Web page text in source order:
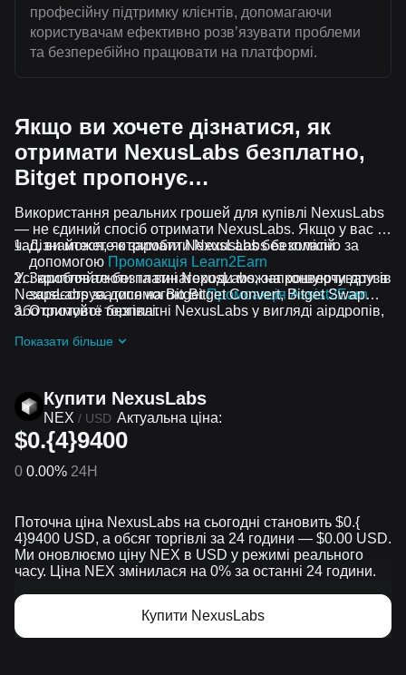
професійну підтримку клієнтів, допомагаючи
користувачам ефективно розвʼязувати проблеми
та безперебійно працювати на платформі.
Якщо ви хочете дізнатися, як
отримати NexusLabs безплатно,
Bitget пропонує…
Використання реальних грошей для купівлі NexusLabs
— не єдиний спосіб отримати NexusLabs. Якщо у вас є
час, ви можете отримати NexusLabs без комісій.
Дізнайтеся, як заробити NexusLabs безплатно за
допомогою Промоакція Learn2Earn
Заробляйте безплатні NexusLabs, запрошуючи друзів
зареєструватися на BitgetПромоакція Assist2Earn
Отримуйте безплатні NexusLabs у вигляді аірдропів,
Усі криптовалюти та винагороди можна конвертувати в
NexusLabs за допомогою Bitget Convert, Bitget Swap
або спотової торгівлі.
Показати більше
Купити NexusLabs
NEX / USD Актуальна ціна:
$0.{4}9400
0 0.00% 24H
Поточна ціна NexusLabs на сьогодні становить $0.{​
4}9400 USD, а обсяг торгівлі за 24 години — $0.00 USD.
Ми оновлюємо ціну NEX в USD у режимі реального
часу. Ціна NEX змінилася на 0% за останні 24 години.
Купити NexusLabs